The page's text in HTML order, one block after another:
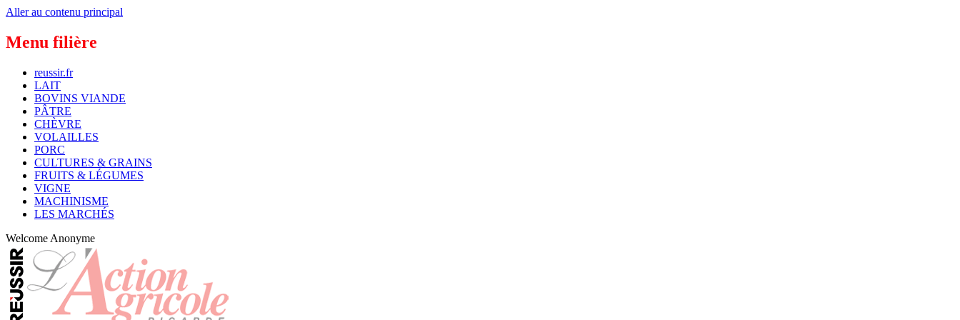
Aller au contenu principal
Menu filière
reussir.fr
LAIT
BOVINS VIANDE
PÂTRE
CHÈVRE
VOLAILLES
PORC
CULTURES & GRAINS
FRUITS & LÉGUMES
VIGNE
MACHINISME
LES MARCHÉS
Welcome Anonyme